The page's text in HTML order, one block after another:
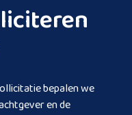
bepalen we
en de